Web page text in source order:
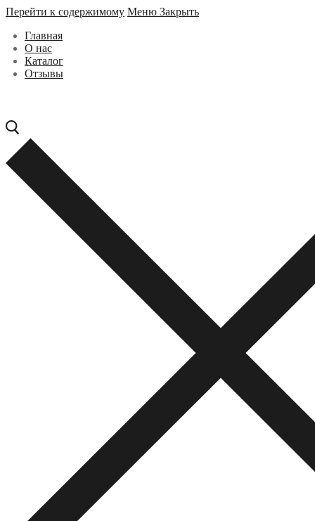
Перейти к содержимому Меню Закрыть
Главная
О нас
Каталог
Отзывы